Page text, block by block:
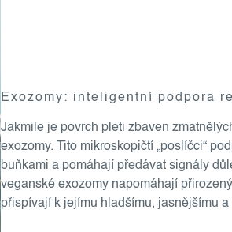
Exozomy: inteligentní podpora
Jakmile je povrch pleti zbaven
exozomy. Tito mikroskopičtí „poslíčci“
buňkami a pomáhají předávat signály
veganské exozomy napomáhají
přispívají k jejímu hladšímu, jasnějšímu